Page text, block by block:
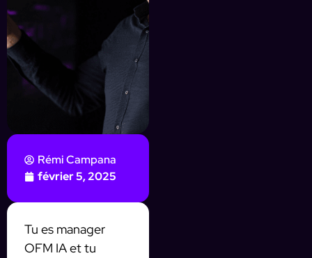
Rémi Campana
février 5, 2025
Tu es manager
OFM IA et tu